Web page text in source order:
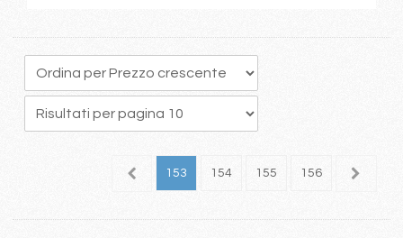
152 153 154 155 156 157